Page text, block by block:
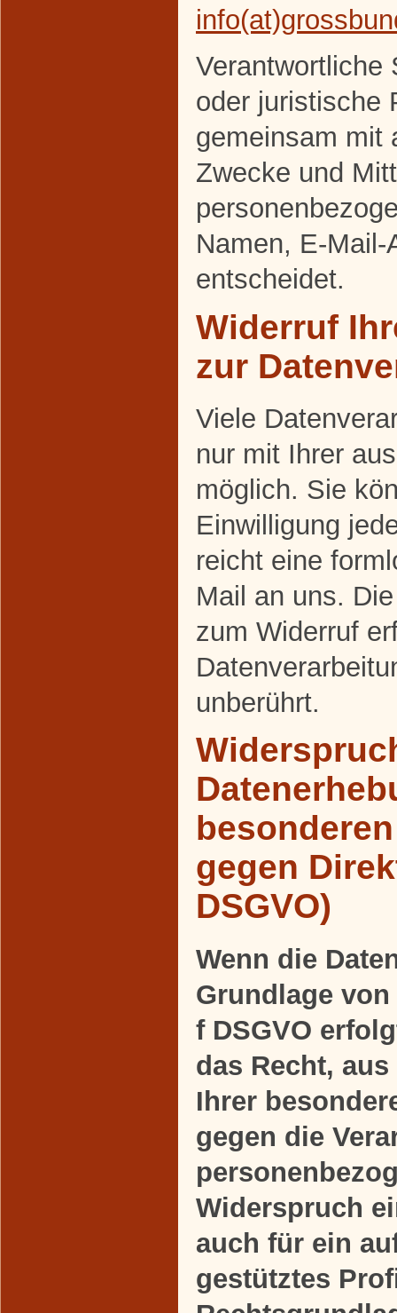
Verantwortliche
oder juristische
gemeinsam mit
Zwecke und
Namen, E-
entscheidet.
Widerruf
zur
Viele
nur mit Ihrer
möglich. Sie
Einwilligung
reicht eine
Mail an uns.
zum Widerruf
unberührt.
gegen
DSGVO)
Wenn die
Grundlage
f DSGVO
das Recht,
Ihrer
gegen die
Widerspruch
auch für ein
gestütztes